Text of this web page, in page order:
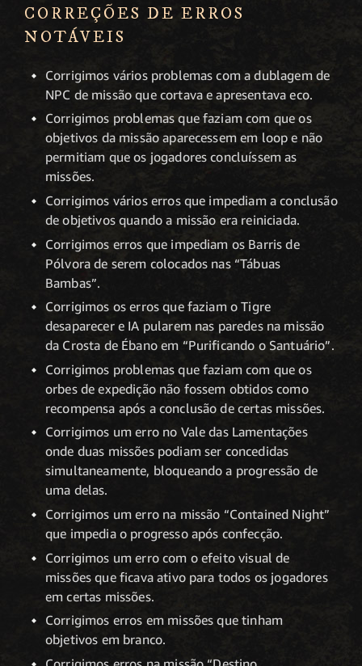
CORREÇÕES DE ERROS
NOTÁVEIS
Corrigimos vários problemas com a dublagem de
NPC de missão que cortava e apresentava eco.
Corrigimos problemas que faziam com que os
objetivos da missão aparecessem em loop e não
permitiam que os jogadores concluíssem as
missões.
Corrigimos vários erros que impediam a conclusão
de objetivos quando a missão era reiniciada.
Corrigimos erros que impediam os Barris de
Pólvora de serem colocados nas “Tábuas
Bambas”.
Corrigimos os erros que faziam o Tigre
desaparecer e IA pularem nas paredes na missão
da Crosta de Ébano em “Purificando o Santuário”.
Corrigimos problemas que faziam com que os
orbes de expedição não fossem obtidos como
recompensa após a conclusão de certas missões.
Corrigimos um erro no Vale das Lamentações
onde duas missões podiam ser concedidas
simultaneamente, bloqueando a progressão de
uma delas.
Corrigimos um erro na missão “Contained Night”
que impedia o progresso após confecção.
Corrigimos um erro com o efeito visual de
missões que ficava ativo para todos os jogadores
em certas missões.
Corrigimos erros em missões que tinham
objetivos em branco.